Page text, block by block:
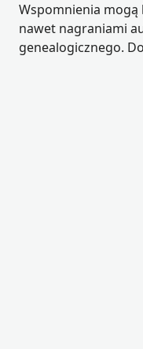
Wspomnienia
nawet nagraniami
genealogicznego.